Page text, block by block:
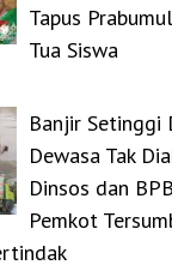
Tapus
Tua Siswa
Banjir Setinggi
Dewasa Tak
Dinsos dan
Pemkot